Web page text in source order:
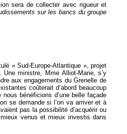
sera de collecter avec rigueur et
sur les bancs du groupe
« Sud-Europe-Atlantique », projet
Une ministre, Mme Alliot-Marie, s’y
aux engagements du Grenelle de
coûterait d’abord beaucoup
bénéficions d’une belle façade
se demande si l’on va arriver et à
pas la possibilité d’acquérir ou
venus et mieux investis dans